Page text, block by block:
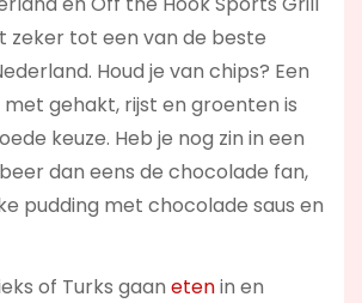
zeker tot een van de beste
Houd je van chips? Een
gehakt, rijst en groenten is
keuze. Heb je nog zin in een
dan eens de chocolade fan,
pudding met chocolade saus en
of Turks gaan etenin en